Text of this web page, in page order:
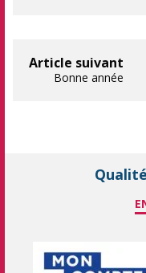
Article suivant
Bonne année